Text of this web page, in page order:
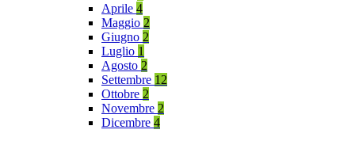
Aprile 4
Maggio 2
Giugno 2
Luglio 1
Agosto 2
Settembre 12
Ottobre 2
Novembre 2
Dicembre 4